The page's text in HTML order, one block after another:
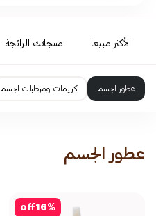
الأكثر مبيعا منتجاتك الرائجة
عطور الجسم كريمات ومرطبات الجسم
عطور الجسم
16%
off